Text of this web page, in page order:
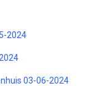
2024
03-06-2024